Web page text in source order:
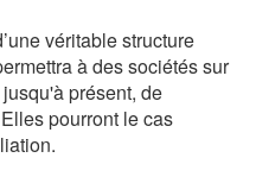
véritable structure
à des sociétés sur
présent, de
pourront le cas